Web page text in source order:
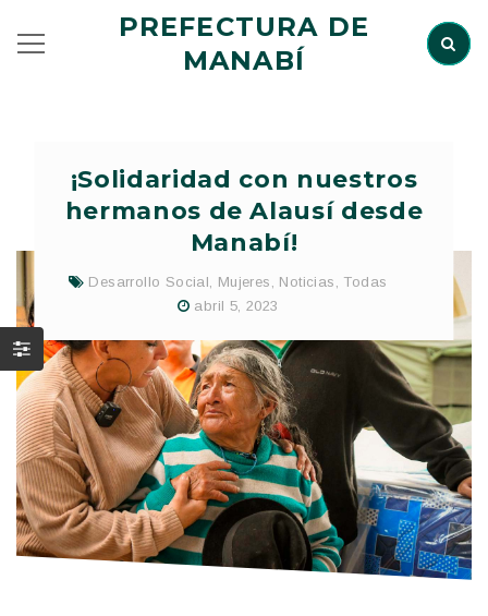
PREFECTURA DE
MANABÍ
¡Solidaridad con nuestros
hermanos de Alausí desde
Manabí!
Desarrollo Social Mujeres Noticias
Todas
abril 5, 2023